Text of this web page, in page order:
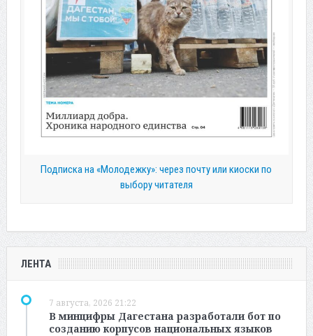
Подписка на «Молодежку»: через почту или киоски по
выбору читателя
ЛЕНТА
7 августа, 2026 21:22
В минцифры Дагестана разработали бот по
созданию корпусов национальных языков